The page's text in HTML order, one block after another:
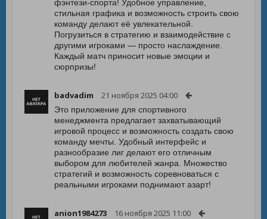
фэнтези-спорта! Удобное управление,
стильная графика и возможность строить свою
команду делают её увлекательной.
Погрузиться в стратегию и взаимодействие с
другими игроками — просто наслаждение.
Каждый матч приносит новые эмоции и
сюрпризы!
badvadim 21 ноября 2025 04:00
Это приложение для спортивного
менеджмента предлагает захватывающий
игровой процесс и возможность создать свою
команду мечты. Удобный интерфейс и
разнообразие лиг делают его отличным
выбором для любителей жанра. Множество
стратегий и возможность соревноваться с
реальными игроками поднимают азарт!
anion1984273 16 ноября 2025 11:00